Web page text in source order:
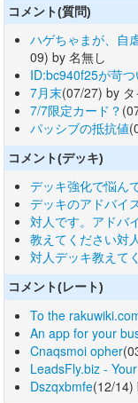
コメント(質問)
ハゲちゃまが、自
09) by 名無し
ID:bc940f25が苛
7月末(07/27) by
7/7限定カード？
パッシブの抵抗値
コメント(デッキ)
デッキ強化で悩ん
デッキのアドバイ
対人です。アドバ
教えてください対
対人デッキ教えて
コメント(レート)
To the
An app for your
Cnaqsmoi opher
LeadsFly.biz -
Dszqxbmfe(12/14)